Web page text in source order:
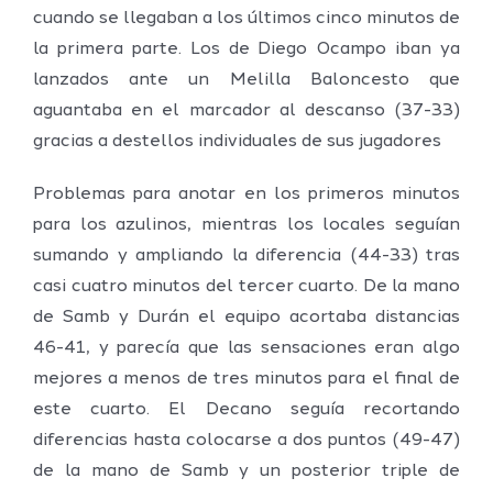
cuando se llegaban a los últimos cinco minutos de
la primera parte. Los de Diego Ocampo iban ya
lanzados ante un Melilla Baloncesto que
aguantaba en el marcador al descanso (37-33)
gracias a destellos individuales de sus jugadores
Problemas para anotar en los primeros minutos
para los azulinos, mientras los locales seguían
sumando y ampliando la diferencia (44-33) tras
casi cuatro minutos del tercer cuarto. De la mano
de Samb y Durán el equipo acortaba distancias
46-41, y parecía que las sensaciones eran algo
mejores a menos de tres minutos para el final de
este cuarto. El Decano seguía recortando
diferencias hasta colocarse a dos puntos (49-47)
de la mano de Samb y un posterior triple de